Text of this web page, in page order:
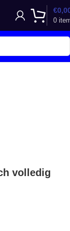
0
€
volledig